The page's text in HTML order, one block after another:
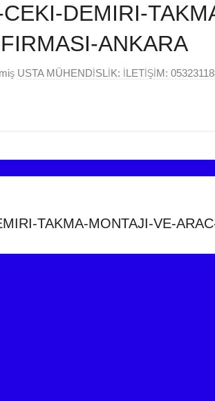
DEMIRI-
ANKARA
USTA MÜHENDİSLİK: İLETİŞİM:
TAKMA-MONTAJI-VE-